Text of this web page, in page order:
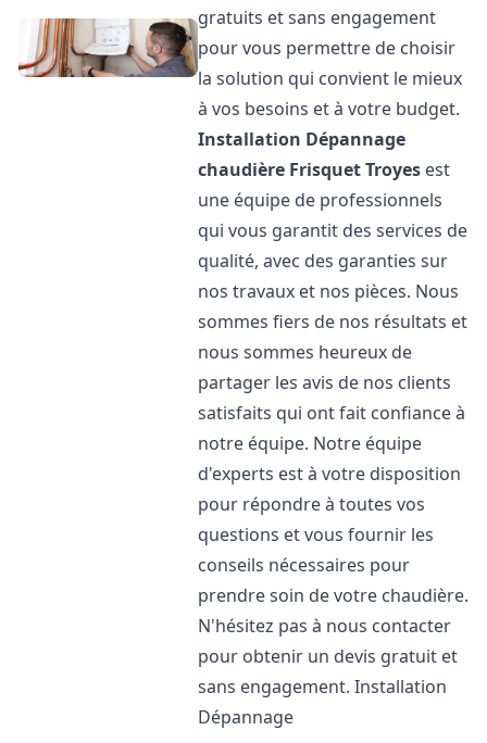
gratuits et sans engagement
pour vous permettre de choisir
la solution qui convient le mieux
à vos besoins et à votre budget.
Installation Dépannage
chaudière FrisquetTroyes est
une équipe de professionnels
qui vous garantit des services de
qualité, avec des garanties sur
nos travaux et nos pièces. Nous
sommes fiers de nos résultats et
nous sommes heureux de
partager les avis de nos clients
satisfaits qui ont fait confiance à
notre équipe. Notre équipe
d'experts est à votre disposition
pour répondre à toutes vos
questions et vous fournir les
conseils nécessaires pour
prendre soin de votre chaudière.
N'hésitez pas à nous contacter
pour obtenir un devis gratuit et
sans engagement. Installation
Dépannage